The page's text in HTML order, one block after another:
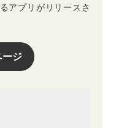
アプリがリリースさ
ジ